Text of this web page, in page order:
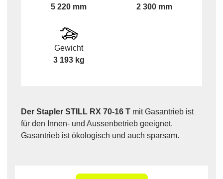
5 220 mm
2 300 mm
Gewicht
3 193 kg
Der Stapler STILL RX 70-16 T mit Gasantrieb ist
für den Innen- und Aussenbetrieb geeignet.
Gasantrieb ist ökologisch und auch sparsam.